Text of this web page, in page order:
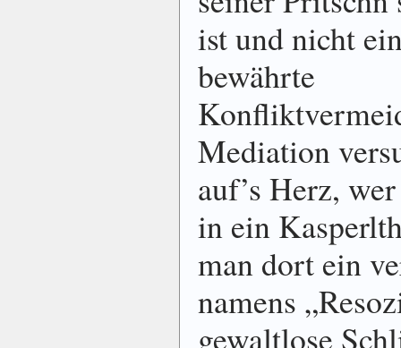
ist und nicht
bewährte
Mediation
auf’s Herz,
in ein
man dort ein
namens
gewaltlose